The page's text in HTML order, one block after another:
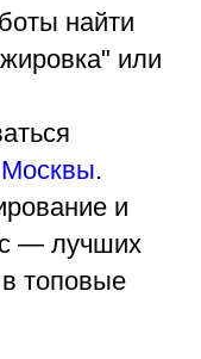
найти
или
Москвы.
и
— лучших
топовые